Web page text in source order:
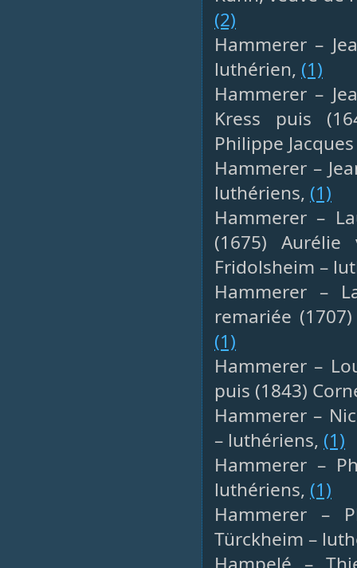
(2)
Hammerer –
luthérien, (1)
Hammerer –
Kress puis
Philippe
Hammerer –
luthériens, (1)
Hammerer –
(1675)
Fridolsheim –
Hammerer –
remariée
(1)
Hammerer –
puis (1843)
Hammerer –
– luthériens, (1)
Hammerer –
luthériens, (1)
Hammerer –
Türckheim –